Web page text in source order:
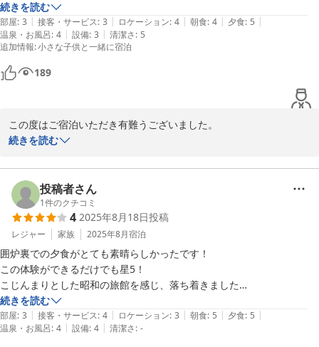
続きを読む
部屋: 3 | 接客・サービス: 3 | ロケーション: 4 | 朝食: 4 | 夕食: 5 |
温泉・お風呂: 4 | 設備: 3 | 清潔さ: 5
追加情報:小さな子供と一緒に宿泊
189
この度はご宿泊いただき有難うございました。
お客様に、おばあちゃん家に来たみたいとお声をいただいたりしま
すが、みなさまの故郷と思っていただけるよう　頑張りたいとおも
います。
またのご来館お待ちしております。
入の元湯 神泉亭
2026-01-25
続きを読む
投稿者さん
1件のクチコミ
4 2025年8月18日投稿
レジャー 家族 2025年8月宿泊
囲炉裏での夕食がとても素晴らしかったです！
この体験ができるだけでも星5！
こじんまりとした昭和の旅館を感じ、落ち着きました
山の中で周囲には何もなく、車での移動が必須です
続きを読む
部屋: 3 | 接客・サービス: 4 | ロケーション: 3 | 朝食: 5 | 夕食: 5 |
温泉・お風呂: 4 | 設備: 4 | 清潔さ: -